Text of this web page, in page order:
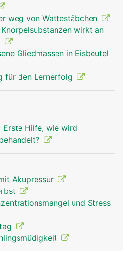
weg von Wattestäbchen
wirkt an
Gliedmassen in Eisbeutel
für den Lernerfolg
Hilfe, wie wird
Akupressur
und Stress